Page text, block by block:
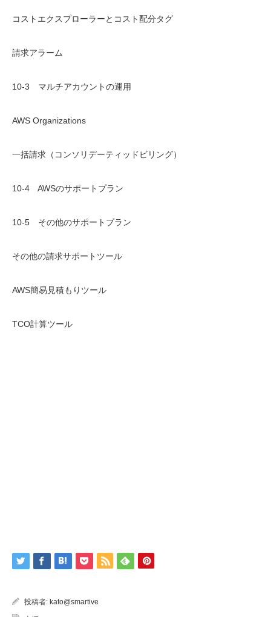
コストエクスプローラーとコスト配分タグ
請求アラーム
10-3 マルチアカウントの運用
AWS Organizations
一括請求（コンソリデーティッドビリング）
10-4 AWSのサポートプラン
10-5 その他のサポートプラン
その他の請求サポートツール
AWS簡易見積もりツール
TCO計算ツール
投稿者: kato@smartive